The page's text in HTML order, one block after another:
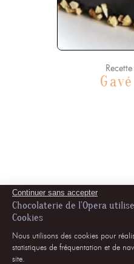
Continuer sans accepter
Chocolaterie de l'Opera
Cookies
Nous utilisons des cookies pour
statistiques de fréquentation et de
site.